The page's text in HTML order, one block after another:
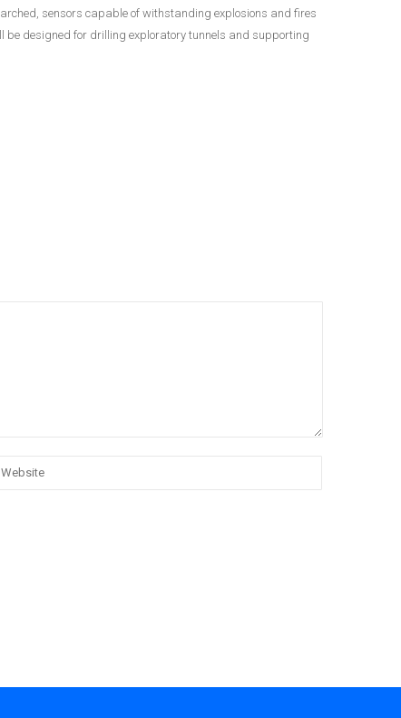
sensors capable of withstanding explosions and fires
be designed for drilling exploratory tunnels and supporting